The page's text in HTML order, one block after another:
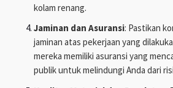
kolam renang.
Jaminan dan Asuransi: Pastikan
jaminan atas pekerjaan yang
mereka memiliki asuransi yang
publik untuk melindungi Anda dari